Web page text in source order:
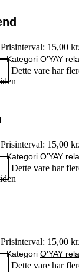
Prisinterval: 15,00
Kategori O'YAY
Dette vare har
Prisinterval: 15,00
Kategori O'YAY
Dette vare har
Prisinterval: 15,00
Kategori O'YAY
Dette vare har